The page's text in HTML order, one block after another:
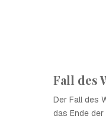
Fall des
Der Fall des
das Ende